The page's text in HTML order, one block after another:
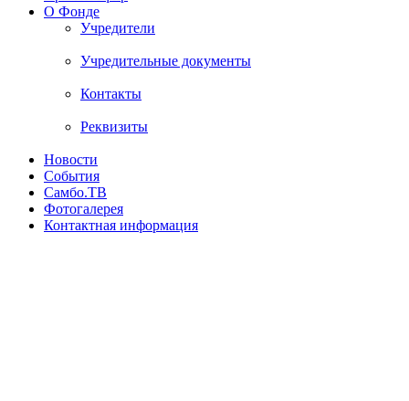
О Фонде
Учредители
Учредительные документы
Контакты
Реквизиты
Новости
События
Самбо.ТВ
Фотогалерея
Контактная информация